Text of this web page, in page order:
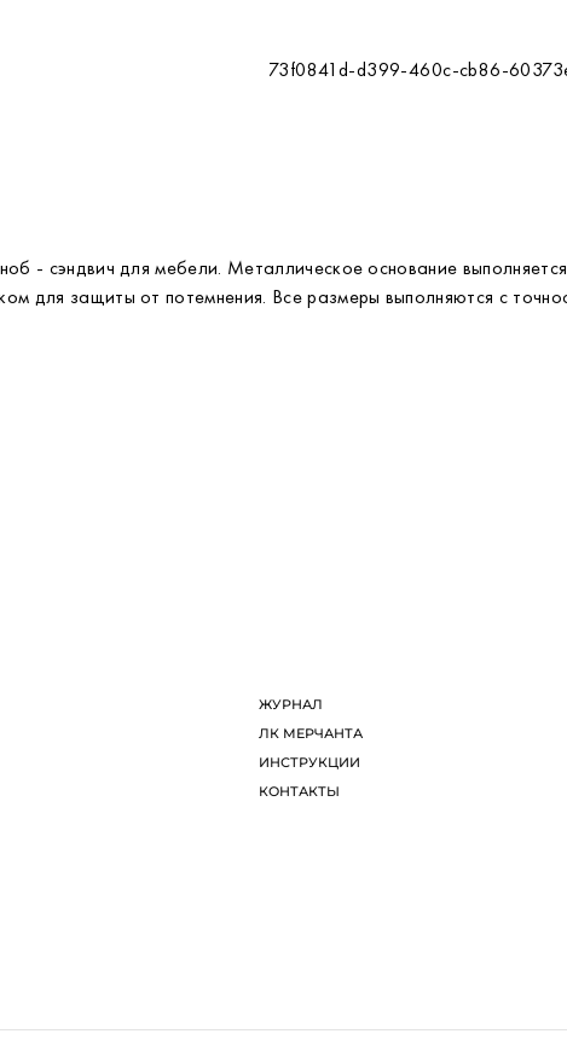
73f0841d-d399-460c-cb86-
- сэндвич для мебели. Металлическое основание
для защиты от потемнения. Все размеры выполняются с